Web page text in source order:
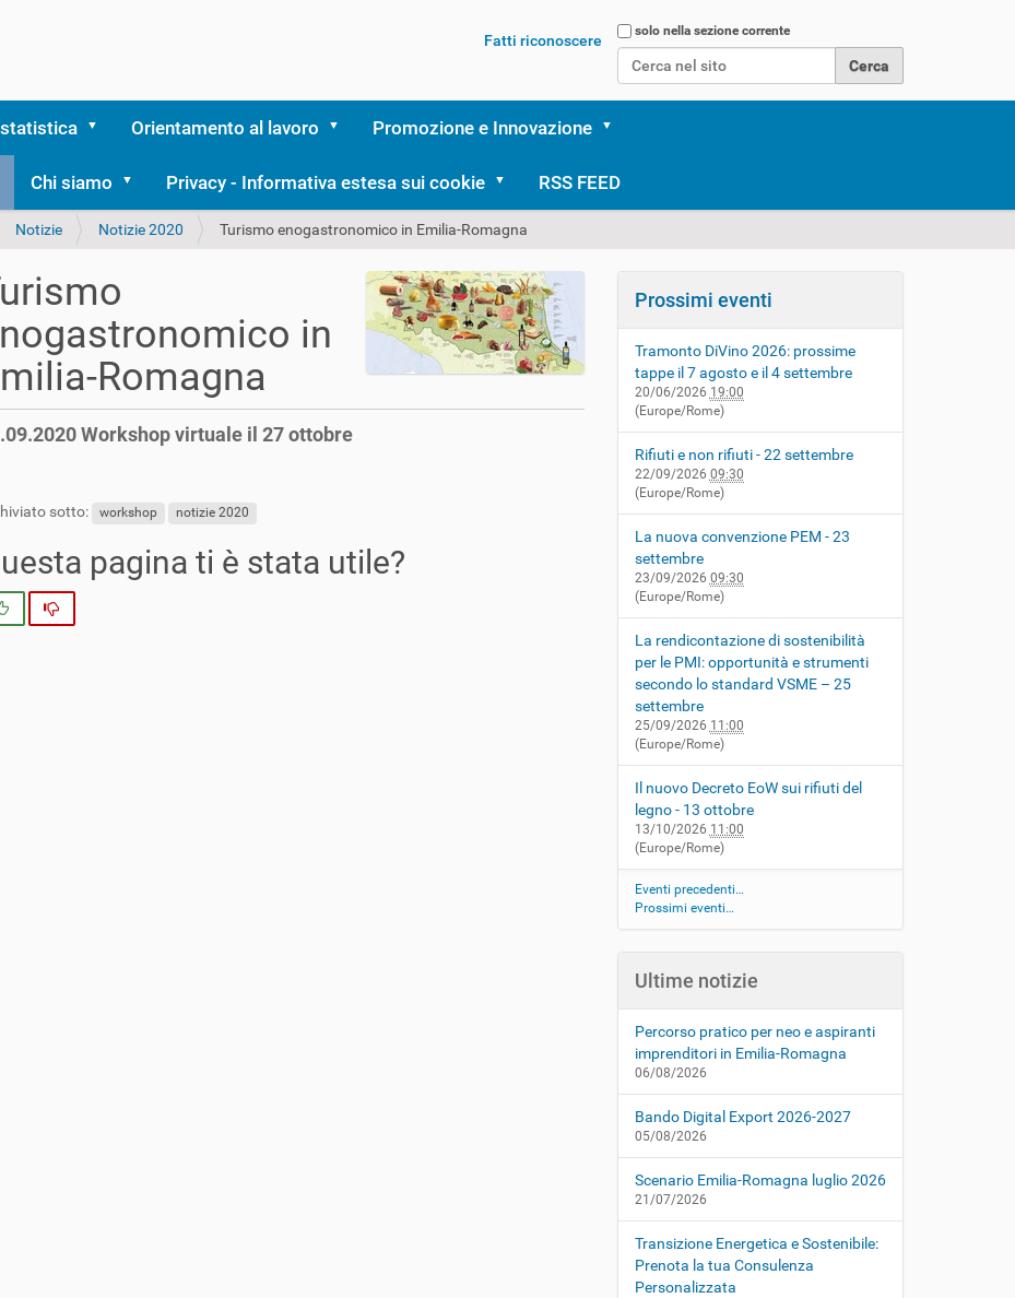
Cerca nel sito
solo nella sezione corrente
Fatti riconoscere
Orientamento al lavoro Promozione e Innovazione
Chi siamo Privacy - Informativa estesa sui cookie RSS FEED
Notizie Notizie 2020 Turismo enogastronomico in Emilia-Romagna
in
Romagna
Workshop virtuale il 27 ottobre
sotto: workshop notizie 2020
pagina ti è stata utile?
Si
Prossimi eventi
Tramonto DiVino 2026: prossime
tappe il 7 agosto e il 4 settembre
20/06/2026 19:00
(Europe/Rome)
Rifiuti e non rifiuti - 22 settembre
22/09/2026 09:30
(Europe/Rome)
La nuova convenzione PEM - 23
settembre
23/09/2026 09:30
(Europe/Rome)
La rendicontazione di sostenibilità
per le PMI: opportunità e strumenti
secondo lo standard VSME – 25
settembre
25/09/2026 11:00
(Europe/Rome)
Il nuovo Decreto EoW sui rifiuti del
legno - 13 ottobre
13/10/2026 11:00
(Europe/Rome)
Eventi precedenti…
Prossimi eventi…
Ultime notizie
Percorso pratico per neo e aspiranti
imprenditori in Emilia-Romagna
06/08/2026
Bando Digital Export 2026-2027
05/08/2026
Scenario Emilia-Romagna luglio 2026
21/07/2026
Transizione Energetica e Sostenibile:
Prenota la tua Consulenza
Personalizzata